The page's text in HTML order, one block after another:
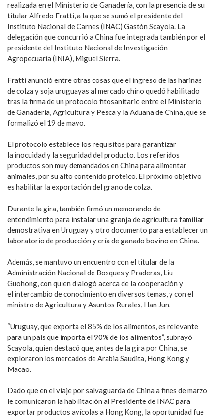
realizada en el Ministerio de Ganadería, con la presencia de su
titular Alfredo Fratti, a la que se sumó el presidente del
Instituto Nacional de Carnes (INAC) Gastón Scayola. La
delegación que concurrió a China fue integrada también por el
presidente del Instituto Nacional de Investigación
Agropecuaria (INIA), Miguel Sierra.
Fratti anunció entre otras cosas que el ingreso de las harinas
de colza y soja uruguayas al mercado chino quedó habilitado
tras la firma de un protocolo fitosanitario entre el Ministerio
de Ganadería, Agricultura y Pesca y la Aduana de China, que se
formalizó el 19 de mayo.
El protocolo establece los requisitos para garantizar
la inocuidad y la seguridad del producto. Los referidos
productos son muy demandados en China para alimentar
animales, por su alto contenido proteico. El próximo objetivo
es habilitar la exportación del grano de colza.
Durante la gira, también firmó un memorando de
entendimiento para instalar una granja de agricultura familiar
demostrativa en Uruguay y otro documento para establecer un
laboratorio de producción y cría de ganado bovino en China.
Además, se mantuvo un encuentro con el titular de la
Administración Nacional de Bosques y Praderas, Liu
Guohong, con quien dialogó acerca de la cooperación y
el intercambio de conocimiento en diversos temas, y con el
ministro de Agricultura y Asuntos Rurales, Han Jun.
“Uruguay, que exporta el 85% de los alimentos, es relevante
para un país que importa el 90% de los alimentos”, subrayó
Scayola, quien destacó que, antes de la gira por China, se
exploraron los mercados de Arabia Saudita, Hong Kong y
Macao.
Dado que en el viaje por salvaguarda de China a fines de marzo
le comunicaron la habilitación al Presidente de INAC para
exportar productos avícolas a Hong Kong, la oportunidad fue